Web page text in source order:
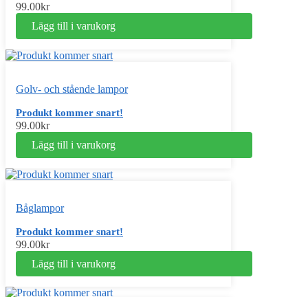
99.00kr
Lägg till i varukorg
Golv- och stående lampor
Produkt kommer snart!
99.00kr
Lägg till i varukorg
Båglampor
Produkt kommer snart!
99.00kr
Lägg till i varukorg